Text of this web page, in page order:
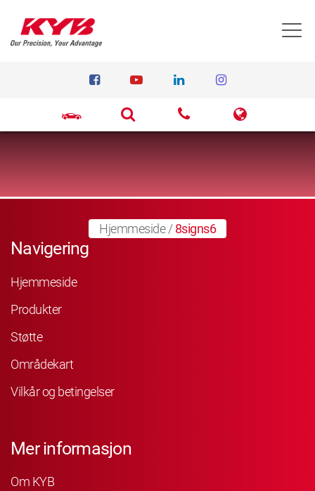
Hjemmeside/8signs6
Navigering
Hjemmeside
Produkter
Støtte
Områdekart
Vilkår og betingelser
Mer informasjon
Om KYB